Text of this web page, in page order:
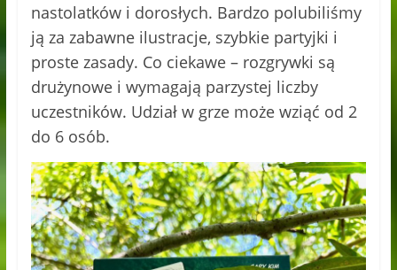
nastolatków i dorosłych. Bardzo polubiliśmy
ją za zabawne ilustracje, szybkie partyjki i
proste zasady. Co ciekawe – rozgrywki są
drużynowe i wymagają parzystej liczby
uczestników. Udział w grze może wziąć od 2
do 6 osób.